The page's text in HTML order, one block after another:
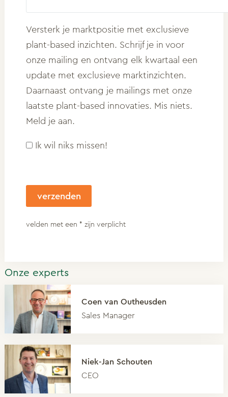
Versterk je marktpositie met exclusieve
plant-based inzichten. Schrijf je in voor
onze mailing en ontvang elk kwartaal een
update met exclusieve marktinzichten.
Daarnaast ontvang je mailings met onze
laatste plant-based innovaties. Mis niets.
Meld je aan.
Ik wil niks missen!
velden met een * zijn verplicht
Onze experts
Coen van Outheusden
Sales Manager
Niek-Jan Schouten
CEO